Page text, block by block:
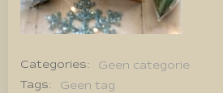
Categories:
Geen categorie
Tags:
Geen tag